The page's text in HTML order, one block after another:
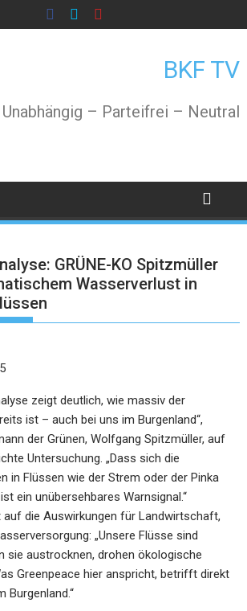
BKF TV
Unabhängig – Parteifrei – Neutral
GRÜNE-KO Spitzmüller
Wasserverlust in
zeigt deutlich, wie massiv der
ist – auch bei uns im Burgenland“,
der Grünen, Wolfgang Spitzmüller, auf
Untersuchung. „Dass sich die
in Flüssen wie der Strem oder der Pinka
ein unübersehbares Warnsignal.“
die Auswirkungen für Landwirtschaft,
„Unsere Flüsse sind
sie austrocknen, drohen ökologische
Greenpeace hier anspricht, betrifft direkt
Burgenland.“